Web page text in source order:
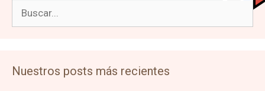
Nuestros posts más recientes